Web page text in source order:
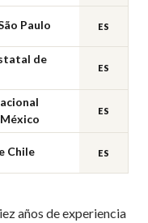
Paulo ES
de
ES
ES
Chile ES
años de experiencia